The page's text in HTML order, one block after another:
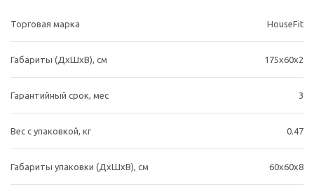
Торговая марка HouseFit
Габариты (ДхШхВ), cм 175x60x2
Гарантийный срок, мес 3
Вес с упаковкой, кг 0.47
Габариты упаковки (ДхШхВ), см 60x60x8